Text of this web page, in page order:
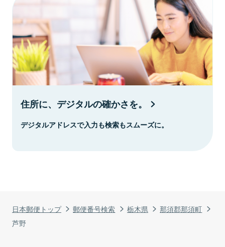
日本郵便トップ 郵便番号検索 栃木県
那須郡那須町
芦野
住所に、デジタルの確かさを。
デジタルアドレスで入力も検索もスムーズに。